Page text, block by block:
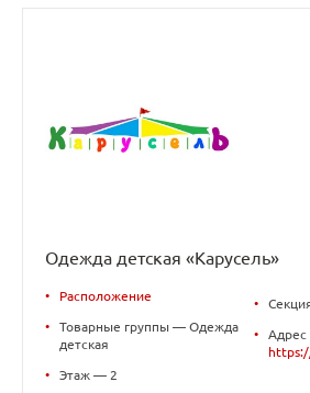
Одежда детская «Карусель»
• Расположение
•
Товарные группы — Одежда
детская
• Этаж — 2
•
•
Адрес